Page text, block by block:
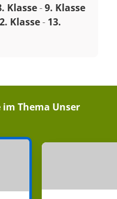
Klasse-9. Klasse
Klasse- 13.
Thema Unser